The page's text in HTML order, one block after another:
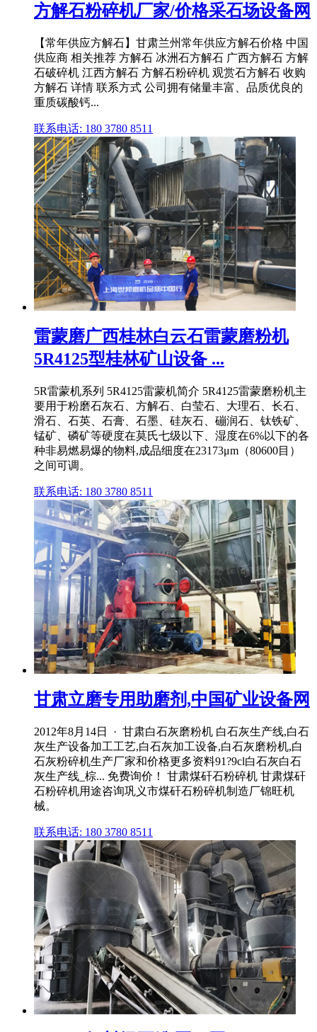
方解石粉碎机厂家/价格采石场设备网
【常年供应方解石】甘肃兰州常年供应方解石价格 中国
供应商 相关推荐 方解石 冰洲石方解石 广西方解石 方解
石破碎机 江西方解石 方解石粉碎机 观赏石方解石 收购
方解石 详情 联系方式 公司拥有储量丰富、品质优良的
重质碳酸钙...
联系电话: 180 3780 8511
雷蒙磨广西桂林白云石雷蒙磨粉机
5R4125型桂林矿山设备 ...
5R雷蒙机系列 5R4125雷蒙机简介 5R4125雷蒙磨粉机主
要用于粉磨石灰石、方解石、白莹石、大理石、长石、
滑石、石英、石膏、石墨、硅灰石、磞润石、钛铁矿、
锰矿、磷矿等硬度在莫氏七级以下、湿度在6%以下的各
种非易燃易爆的物料,成品细度在23173μm（80600目）
之间可调。
联系电话: 180 3780 8511
甘肃立磨专用助磨剂,中国矿业设备网
2012年8月14日 · 甘肃白石灰磨粉机 白石灰生产线,白石
灰生产设备加工工艺,白石灰加工设备,白石灰磨粉机,白
石灰粉碎机生产厂家和价格更多资料91?9cl白石灰白石
灰生产线_棕... 免费询价！ 甘肃煤矸石粉碎机 甘肃煤矸
石粉碎机用途咨询巩义市煤矸石粉碎机制造厂锦旺机
械。
联系电话: 180 3780 8511